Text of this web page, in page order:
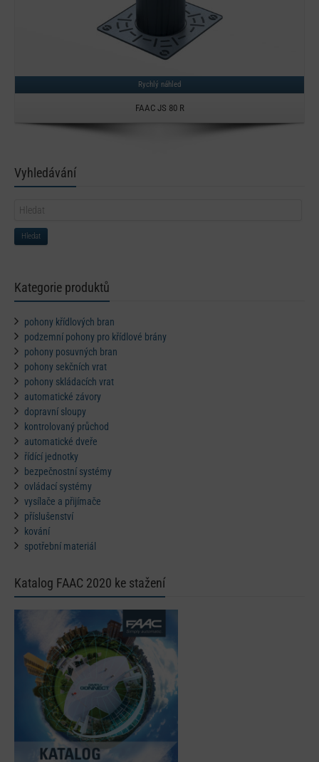
Rychlý náhled
FAAC JS 80 R
Vyhledávání
Hledat
Kategorie produktů
pohony křídlových bran
podzemní pohony pro křídlové brány
pohony posuvných bran
pohony sekčních vrat
pohony skládacích vrat
automatické závory
dopravní sloupy
kontrolovaný průchod
automatické dveře
řídící jednotky
bezpečnostní systémy
ovládací systémy
vysílače a přijímače
příslušenství
kování
spotřební materiál
Katalog FAAC 2020 ke stažení